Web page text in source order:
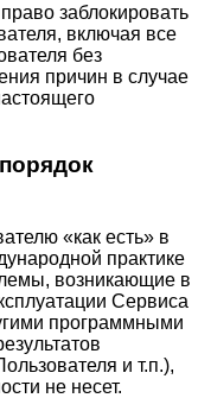
заблокировать
включая все
без
причин в случае
«как есть» в
практике
возникающие в
Сервиса
программными
и т.п.),
не несет.